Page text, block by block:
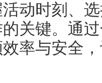
动时刻、
关键。通
率与安全